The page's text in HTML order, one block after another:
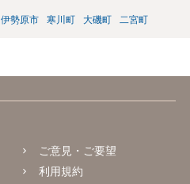
伊勢原市 寒川町 大磯町 二宮町
ご意見・ご要望
利用規約